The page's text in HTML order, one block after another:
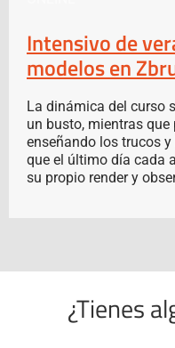
Intensivo de
modelos en
La dinámica del curso
un busto, mientras
enseñando los trucos
que el último día cada
su propio render y
¿Tienes